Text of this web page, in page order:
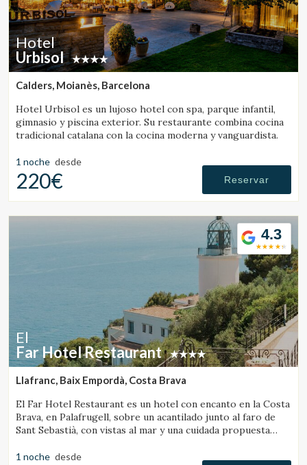
Gestionar mi reserva
Hotel
Urbisol
Calders, Moianès, Barcelona
Hotel Urbisol es un lujoso hotel con spa, parque infantil,
gimnasio y piscina exterior. Su restaurante combina cocina
tradicional catalana con la cocina moderna y vanguardista.
1 noche desde
220€ Reservar
4.3
El
Far Hotel Restaurant
Llafranc, Baix Empordà, Costa Brava
El Far Hotel Restaurant es un hotel con encanto en la Costa
Brava, en Palafrugell, sobre un acantilado junto al faro de
Sant Sebastià, con vistas al mar y una cuidada propuesta
1 noche desde